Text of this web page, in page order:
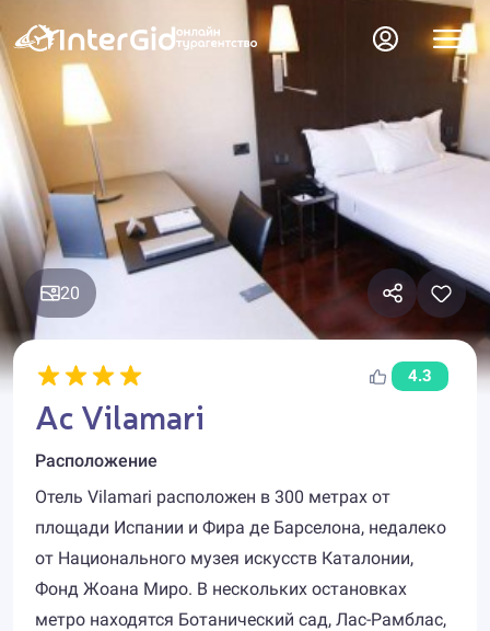
20
4.3
Ac Vilamari
Расположение
Отель Vilamari расположен в 300 метрах от
площади Испании и Фира де Барселона, недалеко
от Национального музея искусств Каталонии,
Фонд Жоана Миро. В нескольких остановках
метро находятся Ботанический сад, Лас-Рамблас,